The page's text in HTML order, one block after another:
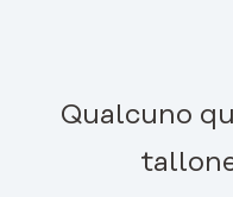
Qualcuno